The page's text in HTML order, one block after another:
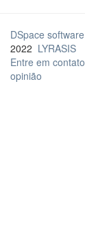
DSpace software
2022 LYRASIS
Entre em contato
opinião